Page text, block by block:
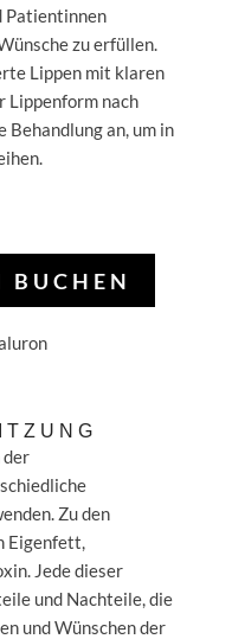
Patientinnen
zu erfüllen.
Lippen mit klaren
Lippenform nach
Behandlung an, um in
BUCHEN
der
Zu den
Eigenfett,
Jede dieser
und Nachteile, die
und Wünschen der